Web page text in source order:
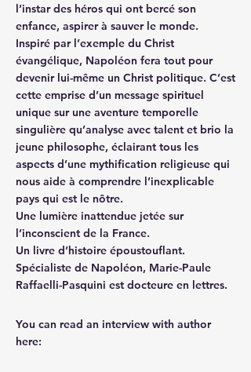
l’instar des héros qui ont bercé son
enfance, aspirer à sauver le monde.
Inspiré par l’exemple du Christ
évangélique, Napoléon fera tout pour
devenir lui-même un Christ politique. C’est
cette emprise d’un message spirituel
unique sur une aventure temporelle
singulière qu’analyse avec talent et brio la
jeune philosophe, éclairant tous les
aspects d’une mythification religieuse qui
nous aide à comprendre l’inexplicable
pays qui est le nôtre.
Une lumière inattendue jetée sur
l’inconscient de la France.
Un livre d’histoire époustouflant.
Spécialiste de Napoléon, Marie-Paule
Raffaelli-Pasquini est docteure en lettres.
You can read an interview with author
here: